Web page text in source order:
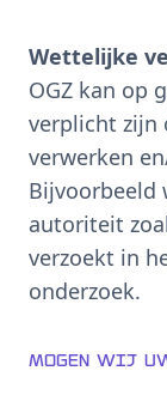
Wettelijke
OGZ kan op
verplicht zijn
verwerken
Bijvoorbeeld
autoriteit
verzoekt in
onderzoek.
Mogen wij